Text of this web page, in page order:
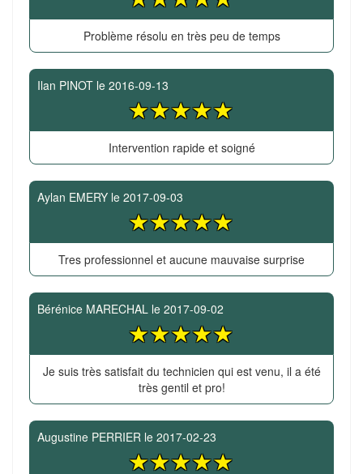
Problème résolu en très peu de temps
Ilan PINOT le 2016-09-13
Intervention rapide et soigné
Aylan EMERY le 2017-09-03
Tres professionnel et aucune mauvaise surprise
Bérénice MARECHAL le 2017-09-02
Je suis très satisfait du technicien qui est venu, il a été
très gentil et pro!
Augustine PERRIER le 2017-02-23